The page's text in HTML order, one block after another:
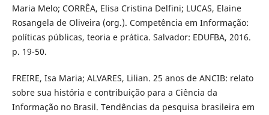
Maria Melo; CORRÊA, Elisa Cristina Delfini; LUCAS, Elaine
Rosangela de Oliveira (org.). Competência em Informação:
políticas públicas, teoria e prática. Salvador: EDUFBA, 2016.
p. 19-50.
FREIRE, Isa Maria; ALVARES, Lilian. 25 anos de ANCIB: relato
sobre sua história e contribuição para a Ciência da
Informação no Brasil. Tendências da pesquisa brasileira em